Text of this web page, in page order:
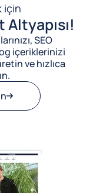
için
SEO
içeriklerinizi
ve hızlıca